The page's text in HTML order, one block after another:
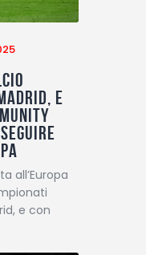
e
all’Europa
e con